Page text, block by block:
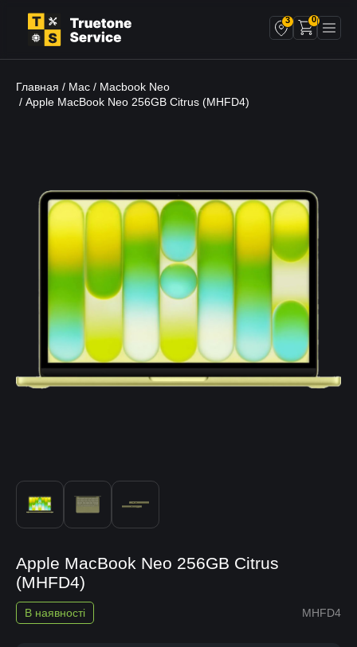
3 0
Главная / Mac / Macbook Neo
/ Apple MacBook Neo 256GB Citrus (MHFD4)
Apple MacBook Neo 256GB Citrus
(MHFD4)
MHFD4
В наявності